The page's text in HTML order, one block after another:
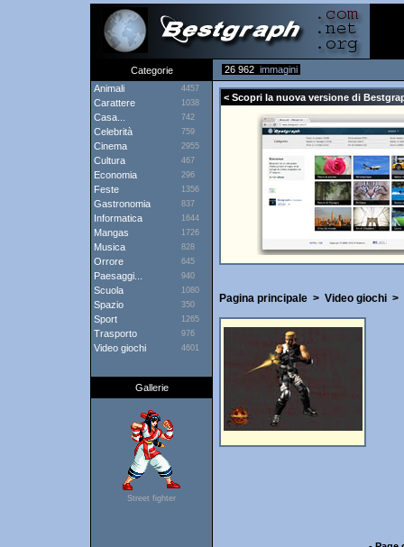
Categorie 26 962 immagini
Animali
4457
Carattere 1038
Casa... 742
Celebrità 759
Cinema 2955
Cultura 467
Economia 296
Feste 1356
Gastronomia 837
Informatica 1644
Mangas 1726
Musica 828
Orrore 645
Paesaggi... 940
Scuola 1080
Spazio 350
Sport 1265
Trasporto 976
Video giochi 4601
Gallerie
Street fighter
< Scopri la nuova versione di
Pagina principale > Video giochi >